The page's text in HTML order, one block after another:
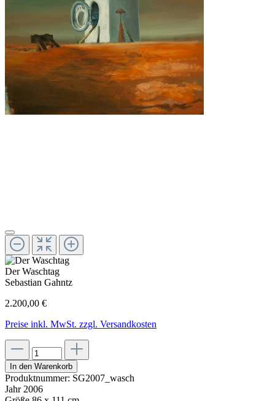
Der Waschtag
Sebastian Gahntz
2.200,00 €
Preise inkl. MwSt. zzgl. Versandkosten
In den Warenkorb
Produktnummer: SG2007_wasch
Jahr 2006